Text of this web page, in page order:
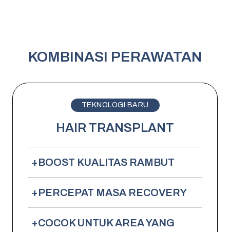
KOMBINASI PERAWATAN
TEKNOLOGI BARU
HAIR TRANSPLANT
+BOOST KUALITAS RAMBUT
+PERCEPAT MASA RECOVERY
+COCOK UNTUK AREA YANG